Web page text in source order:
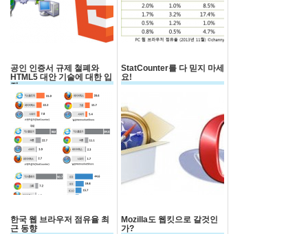
공인 인증서 규제 철폐와
HTML5 대안 기술에 대한 입
장
StatCounter를 다 믿지 마세
요!
한국 웹 브라우저 점유율 최
근 동향
Mozilla도 웹킷으로 갈것인
가?